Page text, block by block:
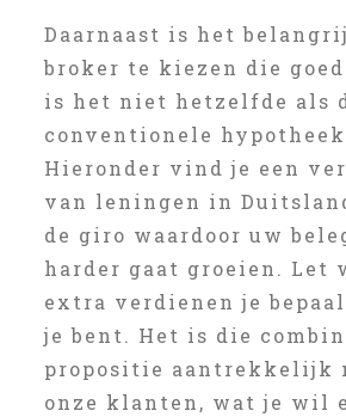
Daarnaast is het
broker te kiezen die
is het niet hetzelfde als
conventionele
Hieronder vind je een
van leningen in
de giro waardoor uw
harder gaat groeien. Let
extra verdienen je
je bent. Het is die
propositie aantrekkelijk
onze klanten, wat je wil